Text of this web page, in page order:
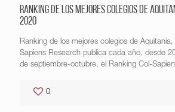
Ranking de los mejores colegios de
2020
Ranking de los mejores colegios de
Sapiens Research publica cada año, desde
de septiembre-octubre, el Ranking Col-
0